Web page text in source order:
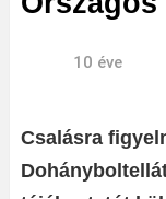
10 éve
Csalásra